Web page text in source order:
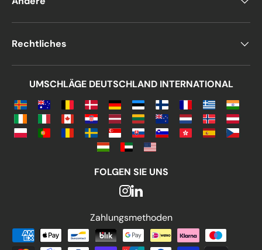
Rechtliches
UMSCHLÄGE DEUTSCHLAND INTERNATIONAL
FOLGEN SIE UNS
Zahlungsmethoden
Zahlungsmethoden